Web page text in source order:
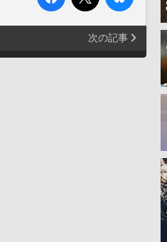
次の記事